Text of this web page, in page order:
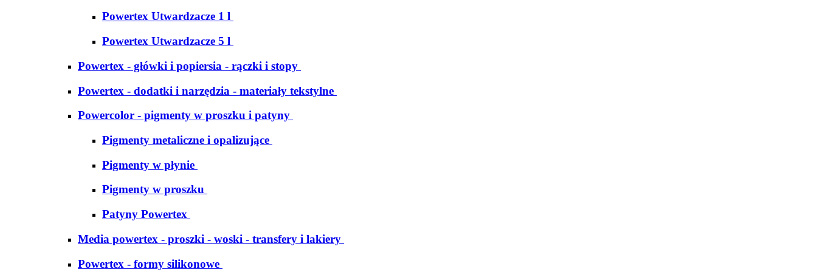
Powertex Utwardzacze 1 l
Powertex Utwardzacze 5 l
Powertex - główki i popiersia - rączki i stopy
Powertex - dodatki i narzędzia - materiały tekstylne
Powercolor - pigmenty w proszku i patyny
Pigmenty metaliczne i opalizujące
Pigmenty w płynie
Pigmenty w proszku
Patyny Powertex
Media powertex - proszki - woski - transfery i lakiery
Powertex - formy silikonowe